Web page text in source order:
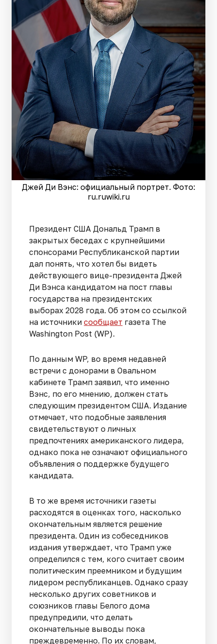
Джей Ди Вэнс: официальный портрет. Фото:
ru.ruwiki.ru
Президент США Дональд Трамп в
закрытых беседах с крупнейшими
спонсорами Республиканской партии
дал понять, что хотел бы видеть
действующего вице-президента Джей
Ди Вэнса кандидатом на пост главы
государства на президентских
выборах 2028 года. Об этом со ссылкой
на источники сообщает газета The
Washington Post (WP).
По данным WP, во время недавней
встречи с донорами в Овальном
кабинете Трамп заявил, что именно
Вэнс, по его мнению, должен стать
следующим президентом США. Издание
отмечает, что подобные заявления
свидетельствуют о личных
предпочтениях американского лидера,
однако пока не означают официального
объявления о поддержке будущего
кандидата.
В то же время источники газеты
расходятся в оценках того, насколько
окончательным является решение
президента. Один из собеседников
издания утверждает, что Трамп уже
определился с тем, кого считает своим
политическим преемником и будущим
лидером республиканцев. Однако сразу
несколько других советников и
союзников главы Белого дома
предупредили, что делать
окончательные выводы пока
преждевременно. По их словам,